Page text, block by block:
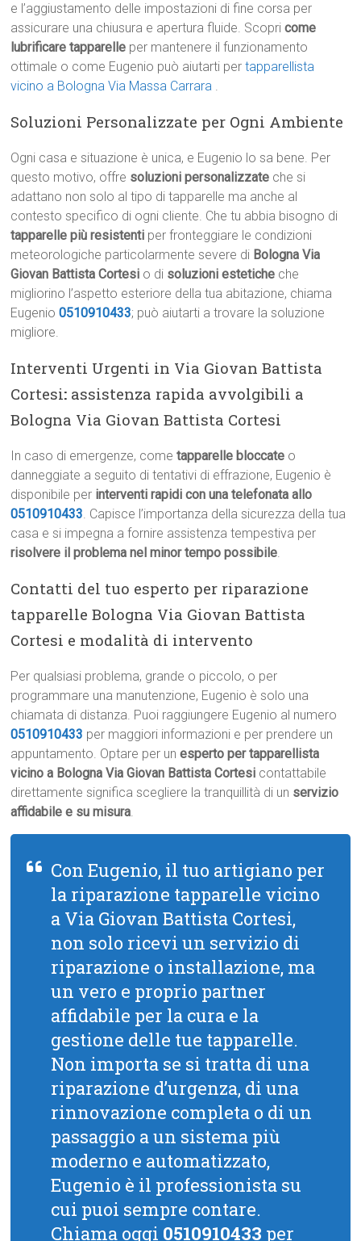
e l’aggiustamento delle impostazioni di fine corsa per
assicurare una chiusura e apertura fluide. Scopricome
lubrificare tapparelle per mantenere il funzionamento
ottimale o come Eugenio può aiutarti pertapparellista
vicino a Bologna Via Massa Carrara .
Soluzioni Personalizzate per Ogni Ambiente
Ogni casa e situazione è unica, e Eugenio lo sa bene. Per
questo motivo, offre soluzioni personalizzate che si
adattano non solo al tipo di tapparelle ma anche al
contesto specifico di ogni cliente. Che tu abbia bisogno di
tapparelle più resistenti per fronteggiare le condizioni
meteorologiche particolarmente severe di Bologna Via
Giovan Battista Cortesi o di soluzioni estetiche che
migliorino l’aspetto esteriore della tua abitazione, chiama
Eugenio0510910433; può aiutarti a trovare la soluzione
migliore.
Interventi Urgenti in Via Giovan Battista
Cortesi: assistenza rapida avvolgibili a
Bologna Via Giovan Battista Cortesi
In caso di emergenze, cometapparelle bloccate o
danneggiate a seguito di tentativi di effrazione, Eugenio è
disponibile per interventi rapidi con una telefonata allo
0510910433. Capisce l’importanza della sicurezza della tua
casa e si impegna a fornire assistenza tempestiva per
risolvere il problema nel minor tempo possibile.
Contatti del tuo esperto per riparazione
tapparelle Bologna Via Giovan Battista
Cortesi e modalità di intervento
Per qualsiasi problema, grande o piccolo, o per
programmare una manutenzione, Eugenio è solo una
chiamata di distanza. Puoi raggiungere Eugenio al numero
0510910433 per maggiori informazioni e per prendere un
appuntamento. Optare per unesperto per tapparellista
vicino a Bologna Via Giovan Battista Cortesi contattabile
direttamente significa scegliere la tranquillità di un servizio
affidabile e su misura.
Con Eugenio, il tuo artigiano per
la riparazione tapparelle vicino
a Via Giovan Battista Cortesi,
non solo ricevi un servizio di
riparazione o installazione, ma
un vero e proprio partner
affidabile per la cura e la
gestione delle tue tapparelle.
Non importa se si tratta di una
riparazione d’urgenza, di una
rinnovazione completa o di un
passaggio a un sistema più
moderno e automatizzato,
Eugenio è il professionista su
cui puoi sempre contare.
Chiama oggi 0510910433 per